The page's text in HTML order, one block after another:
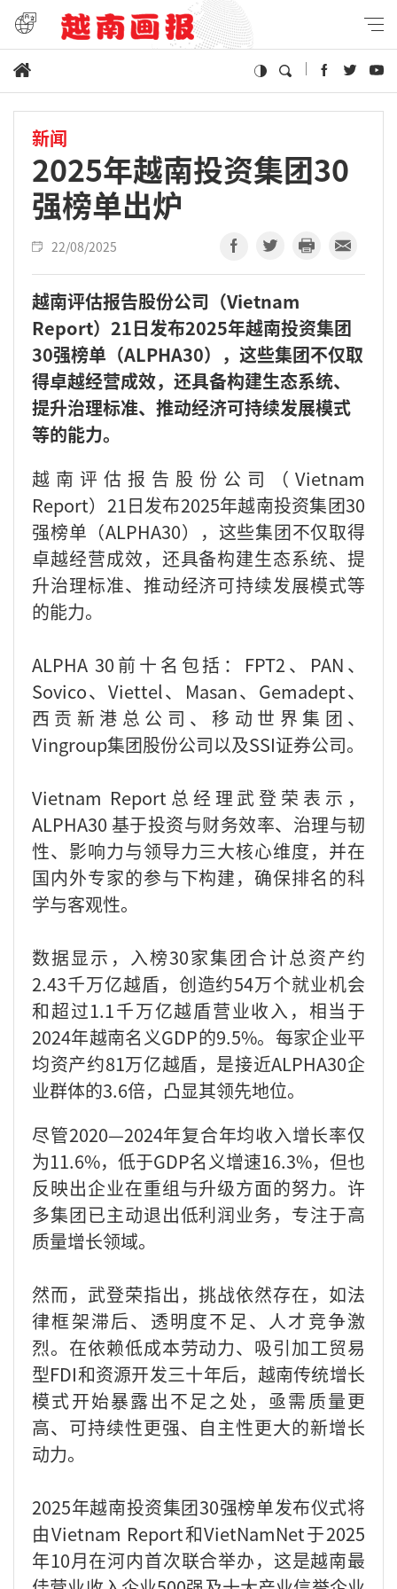
新闻
2025年越南投资集团30
强榜单出炉
22/08/2025
越南评估报告股份公司（Vietnam
Report）21日发布2025年越南投资集团
30强榜单（ALPHA30），这些集团不仅取
得卓越经营成效，还具备构建生态系统、
提升治理标准、推动经济可持续发展模式
等的能力。
越南评估报告股份公司（Vietnam
Report）21日发布2025年越南投资集团30
强榜单（ALPHA30），这些集团不仅取得
卓越经营成效，还具备构建生态系统、提
升治理标准、推动经济可持续发展模式等
的能力。
ALPHA 30前十名包括：FPT2、PAN、
Sovico、Viettel、Masan、Gemadept、
西贡新港总公司、移动世界集团、
Vingroup集团股份公司以及SSI证券公司。
Vietnam Report总经理武登荣表示，
ALPHA30 基于投资与财务效率、治理与韧
性、影响力与领导力三大核心维度，并在
国内外专家的参与下构建，确保排名的科
学与客观性。
数据显示，入榜30家集团合计总资产约
2.43千万亿越盾，创造约54万个就业机会
和超过1.1千万亿越盾营业收入，相当于
2024年越南名义GDP的9.5%。每家企业平
均资产约81万亿越盾，是接近ALPHA30企
业群体的3.6倍，凸显其领先地位。
尽管2020—2024年复合年均收入增长率仅
为11.6%，低于GDP名义增速16.3%，但也
反映出企业在重组与升级方面的努力。许
多集团已主动退出低利润业务，专注于高
质量增长领域。
然而，武登荣指出，挑战依然存在，如法
律框架滞后、透明度不足、人才竞争激
烈。在依赖低成本劳动力、吸引加工贸易
型FDI和资源开发三十年后，越南传统增长
模式开始暴露出不足之处，亟需质量更
高、可持续性更强、自主性更大的新增长
动力。
2025年越南投资集团30强榜单发布仪式将
由Vietnam Report和VietNamNet于2025
年10月在河内首次联合举办，这是越南最